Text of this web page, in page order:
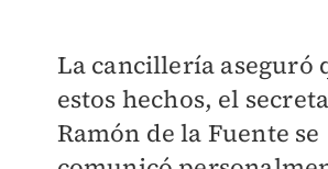
La cancillería aseguró
estos hechos, el
Ramón de la Fuente se